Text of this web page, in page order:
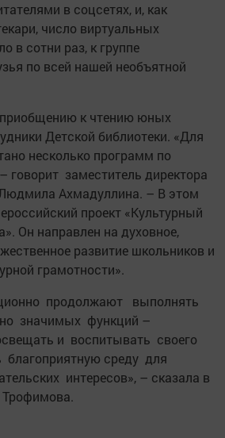
в соцсетях, и, как
число виртуальных
в сотни раз, к группе
по всей нашей ­необъятной
к чтению юных
Детской библиотеки. «Для
несколько программ по
говорит замес­титель директора
Ахмадуллина. – В этом
проект «Культурный
Он направлен на духовное,
развитие школьников и
грамотности».
продолжают выполнять
значимых функций –
и воспитывать своего
благоприятную среду для
интересов», – сказала в